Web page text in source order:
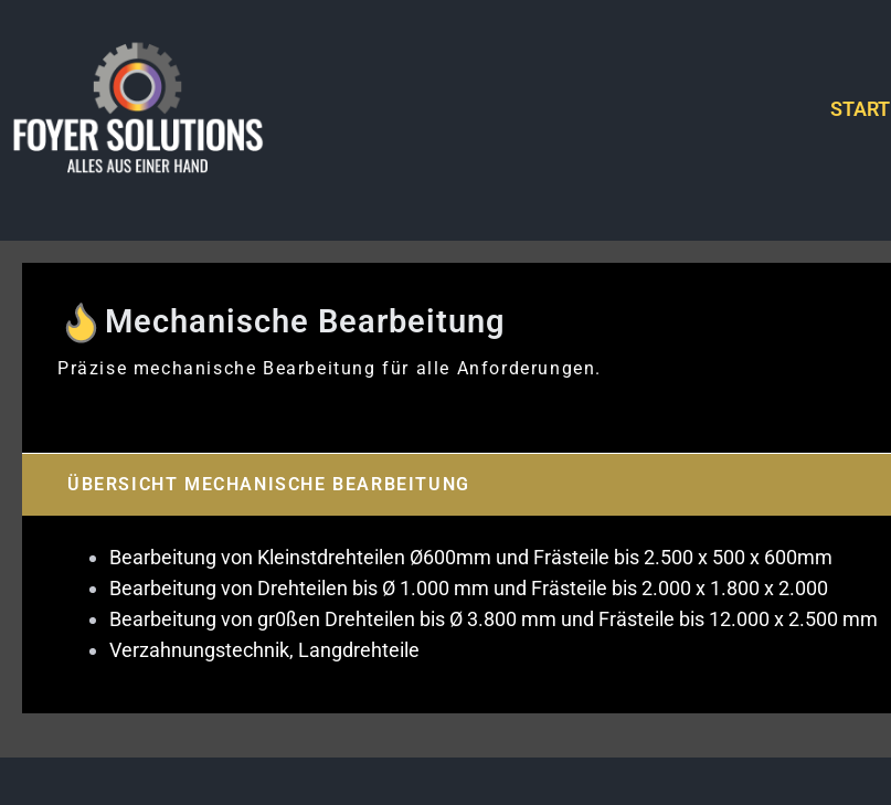
START
Mechanische Bearbeitung
Präzise mechanische Bearbeitung für alle Anforderungen.
ÜBERSICHT MECHANISCHE BEARBEITUNG
Bearbeitung von Kleinstdrehteilen Ø600mm und Frästeile bis 2.500 x 500 x 600mm
Bearbeitung von Drehteilen bis Ø 1.000 mm und Frästeile bis 2.000 x 1.800 x 2.000
Bearbeitung von gr0ßen Drehteilen bis Ø 3.800 mm und Frästeile bis 12.000 x 2.500 mm
Verzahnungstechnik, Langdrehteile